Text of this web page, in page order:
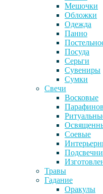
Мешочки
Обложки
Одежда
Панно
Посуда
Серьги
Сувениры
Сумки
Свечи
Восковые
Соевые
Травы
Гадание
Оракулы